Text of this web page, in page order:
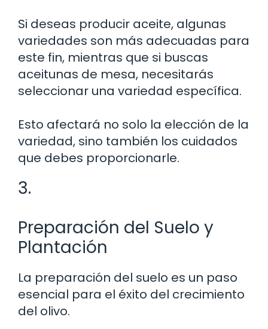
Si deseas producir aceite, algunas
variedades son más adecuadas para
este fin, mientras que si buscas
aceitunas de mesa, necesitarás
seleccionar una variedad específica.
Esto afectará no solo la elección de la
variedad, sino también los cuidados
que debes proporcionarle.
3.
Preparación del Suelo y
Plantación
La preparación del suelo es un paso
esencial para el éxito del crecimiento
del olivo.